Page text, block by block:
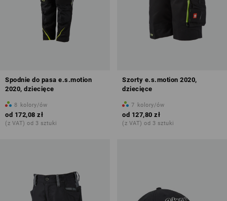
Spodnie do pasa e.s.motion
2020, dziecięce
8 kolory/ów
od 172,08 zł
(z VAT) od 3 sztuki
Szorty e.s.motion 2020,
dziecięce
7 kolory/ów
od 127,80 zł
(z VAT) od 3 sztuki